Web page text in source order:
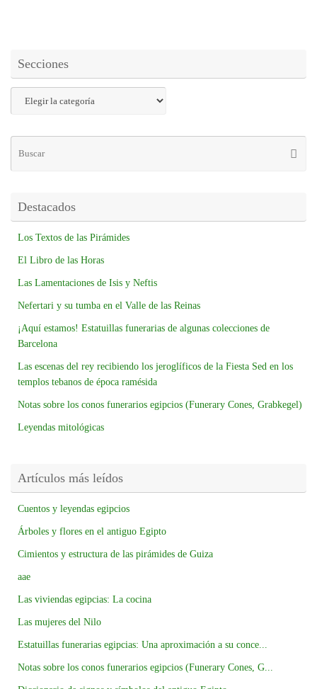
Secciones
Destacados
Los Textos de las Pirámides
El Libro de las Horas
Las Lamentaciones de Isis y Neftis
Nefertari y su tumba en el Valle de las Reinas
¡Aquí estamos! Estatuillas funerarias de algunas colecciones de
Barcelona
Las escenas del rey recibiendo los jeroglíficos de la Fiesta Sed en los
templos tebanos de época ramésida
Notas sobre los conos funerarios egipcios (Funerary Cones, Grabkegel)
Leyendas mitológicas
Artículos más leídos
Cuentos y leyendas egipcios
Árboles y flores en el antiguo Egipto
Cimientos y estructura de las pirámides de Guiza
aae
Las viviendas egipcias: La cocina
Las mujeres del Nilo
Estatuillas funerarias egipcias: Una aproximación a su conce...
Notas sobre los conos funerarios egipcios (Funerary Cones, G...